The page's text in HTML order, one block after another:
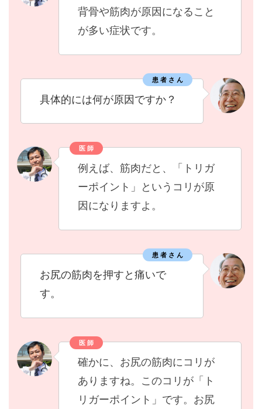
背骨や筋肉が原因になること
が多い症状です。
患 者 さ ん
具体的には何が原因ですか？
医 師
例えば、筋肉だと、「トリガ
ーポイント」というコリが原
因になりますよ。
患 者 さ ん
お尻の筋肉を押すと痛いで
す。
医 師
確かに、お尻の筋肉にコリが
ありますね。このコリが「ト
リガーポイント」です。お尻